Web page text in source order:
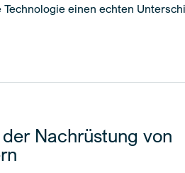
einen echten
Nachrüstung von